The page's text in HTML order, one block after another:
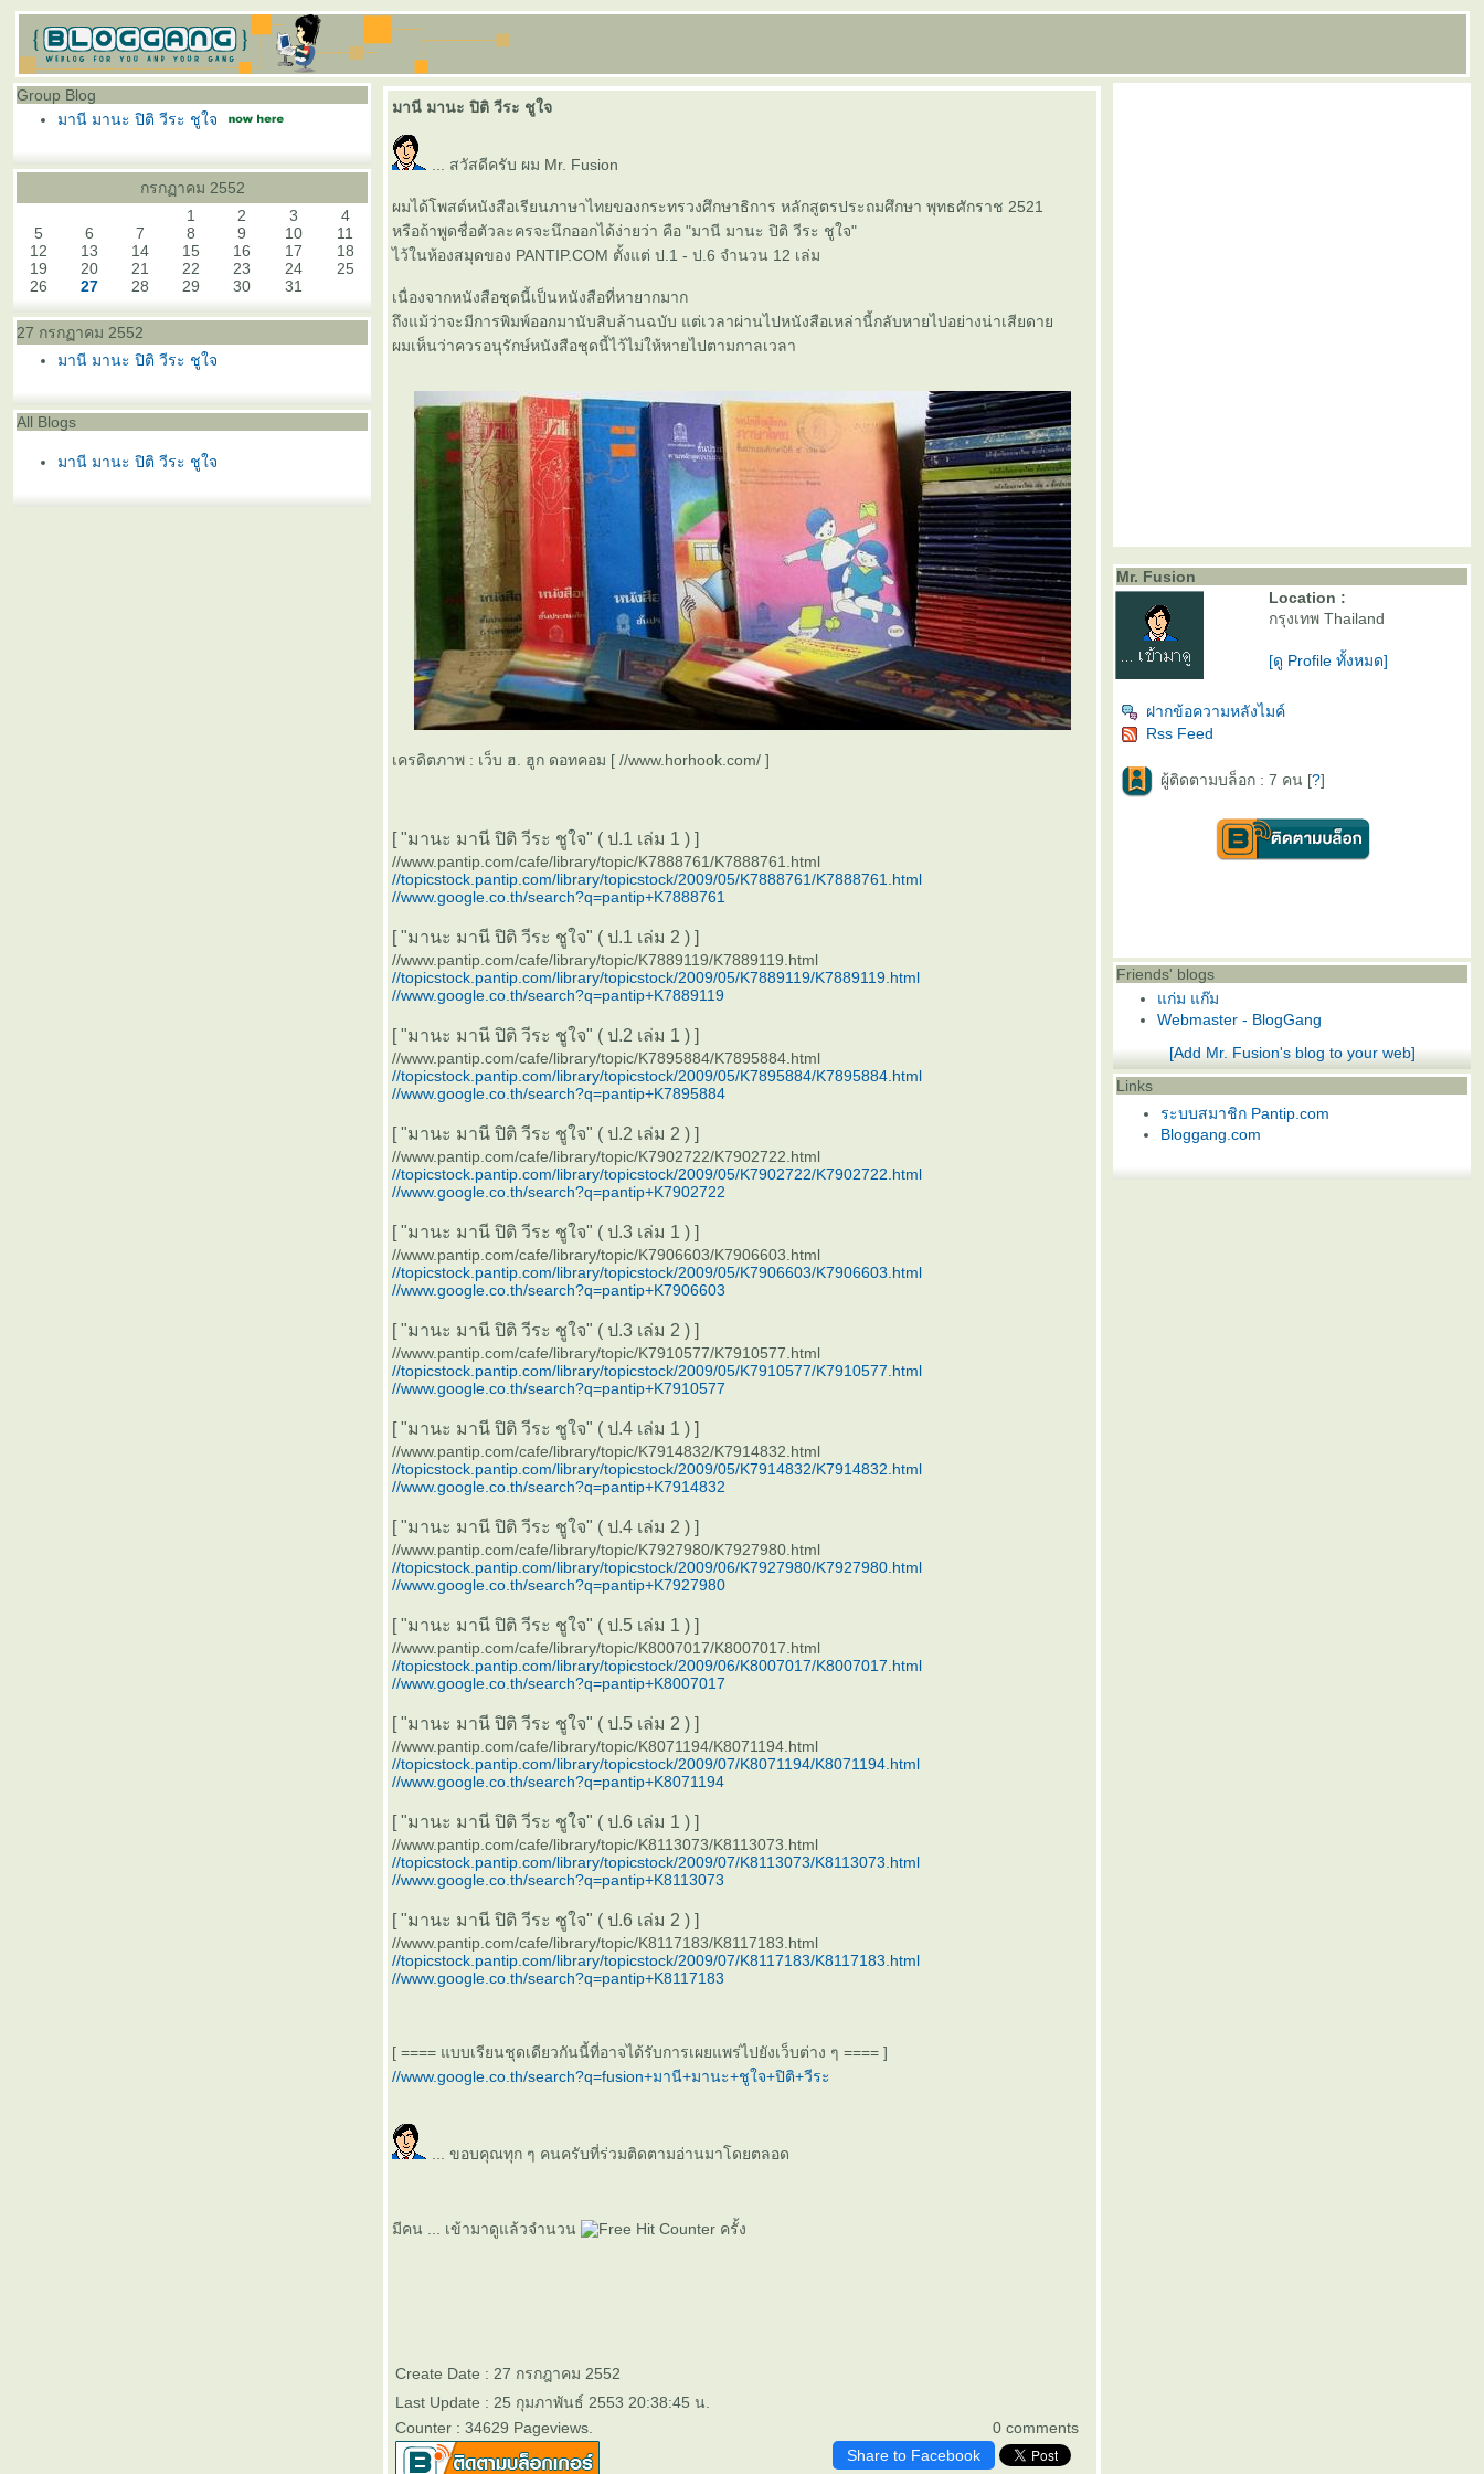
Group Blog
มานี มานะ ปิติ วีระ ชูใจ
กรกฏาคม 2552
1
2 3
4
5
6 7 8 9 10
11
12
13 14 15 16 17
18
19
20 21 22 23 24
25
26
27 28 29 30 31
27 กรกฏาคม 2552
มานี มานะ ปิติ วีระ ชูใจ
All Blogs
มานี มานะ ปิติ วีระ ชูใจ
มานี มานะ ปิติ วีระ ชูใจ
... สวัสดีครับ ผม Mr. Fusion
ผมได้โพสต์หนังสือเรียนภาษาไทยของกระทรวงศึกษาธิการ หลักสูตรประถมศึกษา พุทธศักราช 2521
หรือถ้าพูดชื่อตัวละครจะนึกออกได้ง่ายว่า คือ "มานี มานะ ปิติ วีระ ชูใจ"
ไว้ในห้องสมุดของ PANTIP.COM ตั้งแต่ ป.1 - ป.6 จำนวน 12 เล่ม
เนื่องจากหนังสือชุดนี้เป็นหนังสือที่หายากมาก
ถึงแม้ว่าจะมีการพิมพ์ออกมานับสิบล้านฉบับ แต่เวลาผ่านไปหนังสือเหล่านี้กลับหายไปอย่างน่าเสียดา
ผมเห็นว่าควรอนุรักษ์หนังสือชุดนี้ไว้ไม่ให้หายไปตามกาลเวลา
เครดิตภาพ : เว็บ ฮ. ฮูก ดอทคอม [ //www.horhook.com/ ]
[ "มานะ มานี ปิติ วีระ ชูใจ" ( ป.1 เล่ม 1 ) ]
//www.pantip.com/cafe/library/topic/K7888761/K7888761.html
//topicstock.pantip.com/library/topicstock/2009/05/K7888761/K7888761.html
//www.google.co.th/search?q=pantip+K7888761
[ "มานะ มานี ปิติ วีระ ชูใจ" ( ป.1 เล่ม 2 ) ]
//www.pantip.com/cafe/library/topic/K7889119/K7889119.html
//topicstock.pantip.com/library/topicstock/2009/05/K7889119/K7889119.html
//www.google.co.th/search?q=pantip+K7889119
[ "มานะ มานี ปิติ วีระ ชูใจ" ( ป.2 เล่ม 1 ) ]
//www.pantip.com/cafe/library/topic/K7895884/K7895884.html
//topicstock.pantip.com/library/topicstock/2009/05/K7895884/K7895884.html
//www.google.co.th/search?q=pantip+K7895884
[ "มานะ มานี ปิติ วีระ ชูใจ" ( ป.2 เล่ม 2 ) ]
//www.pantip.com/cafe/library/topic/K7902722/K7902722.html
//topicstock.pantip.com/library/topicstock/2009/05/K7902722/K7902722.html
//www.google.co.th/search?q=pantip+K7902722
[ "มานะ มานี ปิติ วีระ ชูใจ" ( ป.3 เล่ม 1 ) ]
//www.pantip.com/cafe/library/topic/K7906603/K7906603.html
//topicstock.pantip.com/library/topicstock/2009/05/K7906603/K7906603.html
//www.google.co.th/search?q=pantip+K7906603
[ "มานะ มานี ปิติ วีระ ชูใจ" ( ป.3 เล่ม 2 ) ]
//www.pantip.com/cafe/library/topic/K7910577/K7910577.html
//topicstock.pantip.com/library/topicstock/2009/05/K7910577/K7910577.html
//www.google.co.th/search?q=pantip+K7910577
[ "มานะ มานี ปิติ วีระ ชูใจ" ( ป.4 เล่ม 1 ) ]
//www.pantip.com/cafe/library/topic/K7914832/K7914832.html
//topicstock.pantip.com/library/topicstock/2009/05/K7914832/K7914832.html
//www.google.co.th/search?q=pantip+K7914832
[ "มานะ มานี ปิติ วีระ ชูใจ" ( ป.4 เล่ม 2 ) ]
//www.pantip.com/cafe/library/topic/K7927980/K7927980.html
//topicstock.pantip.com/library/topicstock/2009/06/K7927980/K7927980.html
//www.google.co.th/search?q=pantip+K7927980
[ "มานะ มานี ปิติ วีระ ชูใจ" ( ป.5 เล่ม 1 ) ]
//www.pantip.com/cafe/library/topic/K8007017/K8007017.html
//topicstock.pantip.com/library/topicstock/2009/06/K8007017/K8007017.html
//www.google.co.th/search?q=pantip+K8007017
[ "มานะ มานี ปิติ วีระ ชูใจ" ( ป.5 เล่ม 2 ) ]
//www.pantip.com/cafe/library/topic/K8071194/K8071194.html
//topicstock.pantip.com/library/topicstock/2009/07/K8071194/K8071194.html
//www.google.co.th/search?q=pantip+K8071194
[ "มานะ มานี ปิติ วีระ ชูใจ" ( ป.6 เล่ม 1 ) ]
//www.pantip.com/cafe/library/topic/K8113073/K8113073.html
//topicstock.pantip.com/library/topicstock/2009/07/K8113073/K8113073.html
//www.google.co.th/search?q=pantip+K8113073
[ "มานะ มานี ปิติ วีระ ชูใจ" ( ป.6 เล่ม 2 ) ]
//www.pantip.com/cafe/library/topic/K8117183/K8117183.html
//topicstock.pantip.com/library/topicstock/2009/07/K8117183/K8117183.html
//www.google.co.th/search?q=pantip+K8117183
[ ==== แบบเรียนชุดเดียวกันนี้ที่อาจได้รับการเผยแพร่ไปยังเว็บต่าง ๆ ==== ]
//www.google.co.th/search?q=fusion+มานี+มานะ+ชูใจ+ปิติ+วีระ
... ขอบคุณทุก ๆ คนครับที่ร่วมติดตามอ่านมาโดยตลอด
มีคน ... เข้ามาดูแล้วจำนวน ครั้ง
Create Date : 27 กรกฎาคม 2552
0 comments
Last Update : 25 กุมภาพันธ์ 2553 20:38:45 น.
Counter : 34629 Pageviews.
Share to Facebook
Mr. Fusion
Location :
กรุงเทพ Thailand
[ดู Profile ทั้งหมด]
ฝากข้อความหลังไมค์
Rss Feed
ผู้ติดตามบล็อก : 7 คน [?]
Friends' blogs
ก่ม แก๊ม
Webmaster - BlogGang
[Add Mr. Fusion's blog to your web]
Links
ระบบสมาชิก Pantip.com
Bloggang.com